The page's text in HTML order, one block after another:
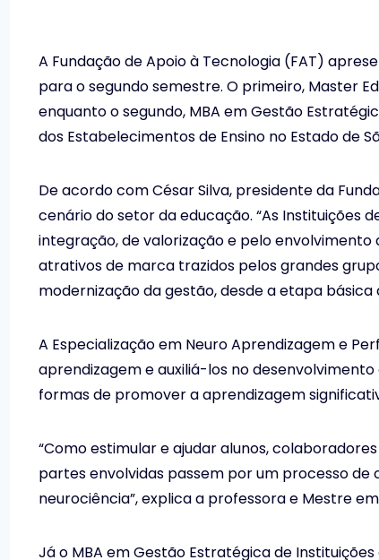
A Fundação de Apoio à Tecnologia (FAT)
para o segundo semestre. O primeiro, Master
enquanto o segundo, MBA em Gestão
dos Estabelecimentos de Ensino no Estado de
De acordo com César Silva, presidente da
cenário do setor da educação. “As Instituições
integração, de valorização e pelo
atrativos de marca trazidos pelos grandes
modernização da gestão, desde a etapa
A Especialização em Neuro Aprendizagem e
aprendizagem e auxiliá-los no
formas de promover a aprendizagem
“Como estimular e ajudar alunos,
partes envolvidas passem por um processo
neurociência”, explica a professora e Mestre
Já o MBA em Gestão Estratégica de